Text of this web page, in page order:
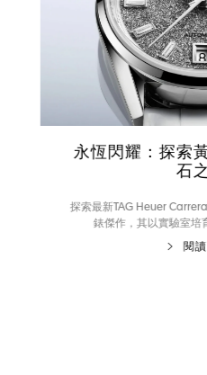
永恆閃耀：探索
石
探索最新TAG Heuer
錶傑作，其以實驗室培
閱